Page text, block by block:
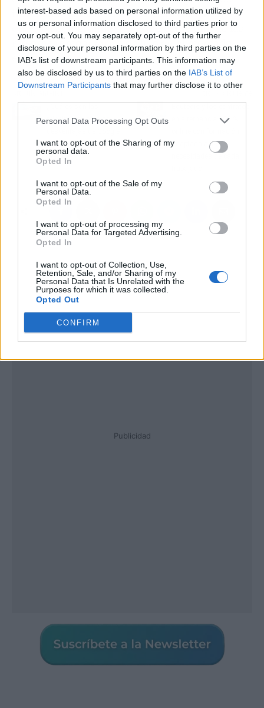
interest-based ads based on personal information utilized by
us or personal information disclosed to third parties prior to
your opt-out. You may separately opt-out of the further
disclosure of your personal information by third parties on the
IAB’s list of downstream participants. This information may
also be disclosed by us to third parties on the IAB’s List of
Downstream Participants that may further disclose it to other
Personal Data Processing Opt Outs
I want to opt-out of the Sharing of my
personal data.
Opted In
I want to opt-out of the Sale of my
Personal Data.
Opted In
I want to opt-out of processing my
Personal Data for Targeted Advertising.
Opted In
I want to opt-out of Collection, Use,
Retention, Sale, and/or Sharing of my
Personal Data that Is Unrelated with the
Purposes for which it was collected.
Opted Out
CONFIRM
inmuebles con sus clientes. Esto contribuye a
que Noll Sotogrande destaque como una de las
mejores inmobiliarias de lujo en el mercado
español.
principales ventajas y
Analytics 4?, según
Wetopi
en alternancia 100 %
adaptada a las
Publicidad